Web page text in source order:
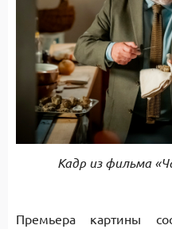
Кадр из фильма
Премьера картины